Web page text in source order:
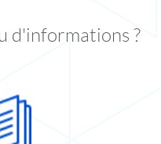
d'informations ?